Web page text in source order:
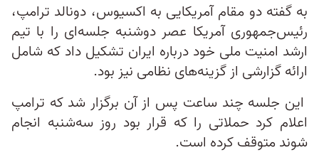
به گفته دو مقام آمریکایی به اکسیوس، دونالد ترامپ،
رئیس‌جمهوری آمریکا عصر دوشنبه جلسه‌ای را با تیم
ارشد امنیت ملی خود درباره ایران تشکیل داد که شامل
ارائه گزارشی از گزینه‌های نظامی نیز بود.
این جلسه چند ساعت پس از آن برگزار شد که ترامپ
اعلام کرد حملاتی را که قرار بود روز سه‌شنبه انجام
شوند متوقف کرده است.